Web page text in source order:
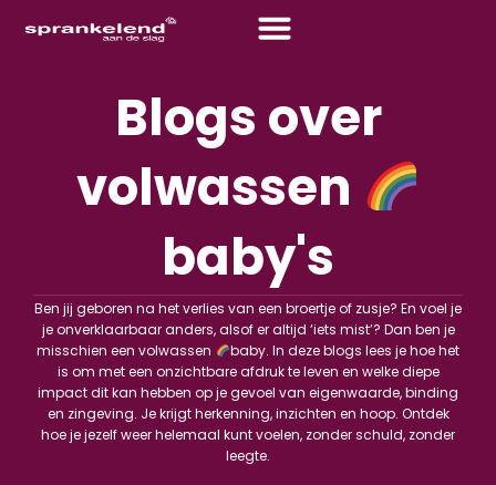
Blogs over
volwassen
baby's
Ben jij geboren na het verlies van een broertje of zusje? En voel je
je onverklaarbaar anders, alsof er altijd ‘iets mist’? Dan ben je
misschien een volwassen
baby. In deze blogs lees je hoe het
is om met een onzichtbare afdruk te leven en welke diepe
impact dit kan hebben op je gevoel van eigenwaarde, binding
en zingeving. Je krijgt herkenning, inzichten en hoop. Ontdek
hoe je jezelf weer helemaal kunt voelen, zonder schuld, zonder
leegte.